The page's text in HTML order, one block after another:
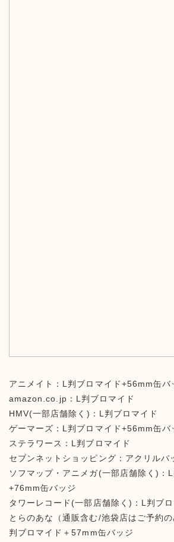
アニメイト：L判ブロマイド+56mm缶バ
amazon.co.jp：L判ブロマイド
HMV(一部店舗除く)：L判ブロマイド
ゲーマーズ：L判ブロマイド+56mm缶バ
ステラワース：L判ブロマイド
セブンネットショッピング：アクリルバ
ソフマップ・アニメガ(一部店舗除く)：
+76mm缶バッジ
タワーレコード(一部店舗除く)：L判ブロ
とらのあな（通販含む/池袋店はご予約の
判ブロマイド＋57mm缶バッジ